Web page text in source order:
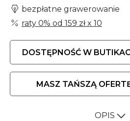
bezpłatne grawerowanie
raty 0% od 159 złx 10
DOSTĘPNOŚĆ W
MASZ TAŃSZĄ
OPIS